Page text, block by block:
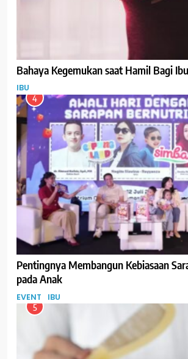
Bahaya Kegemukan saat Hamil Bagi
IBU
4
Pentingnya Membangun Kebiasaan
pada Anak
EVENT IBU
5